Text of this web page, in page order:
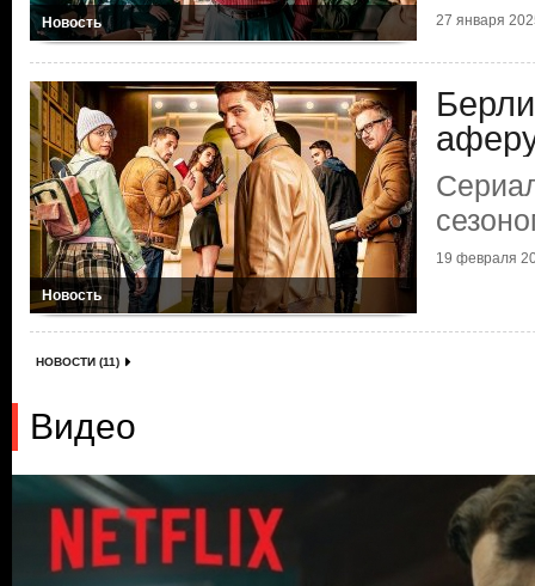
Новость 27 января
Новость
19 февраля
НОВОСТИ (11)
Видео